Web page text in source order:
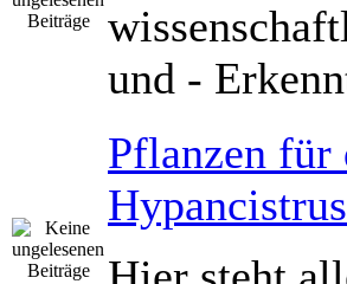
und -
Pflanzen für